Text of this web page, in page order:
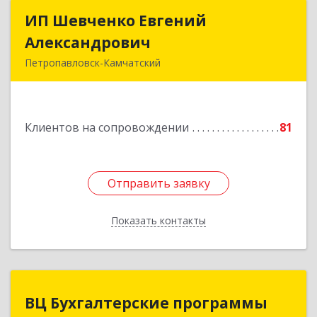
ИП Шевченко Евгений
Александрович
Петропавловск-Камчатский
Клиентов на сопровождении 81
Отправить заявку
Показать контакты
ИП Шевченко Евгений
Отправить заявку
Назад
ВЦ Бухгалтерские программы